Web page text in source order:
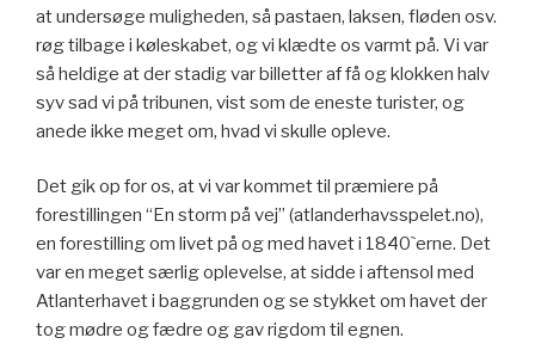
at undersøge muligheden, så pastaen, laksen, fløden osv.
røg tilbage i køleskabet, og vi klædte os varmt på. Vi var
så heldige at der stadig var billetter af få og klokken halv
syv sad vi på tribunen, vist som de eneste turister, og
anede ikke meget om, hvad vi skulle opleve.
Det gik op for os, at vi var kommet til præmiere på
forestillingen “En storm på vej” (atlanderhavsspelet.no),
en forestilling om livet på og med havet i 1840`erne. Det
var en meget særlig oplevelse, at sidde i aftensol med
Atlanterhavet i baggrunden og se stykket om havet der
tog mødre og fædre og gav rigdom til egnen.